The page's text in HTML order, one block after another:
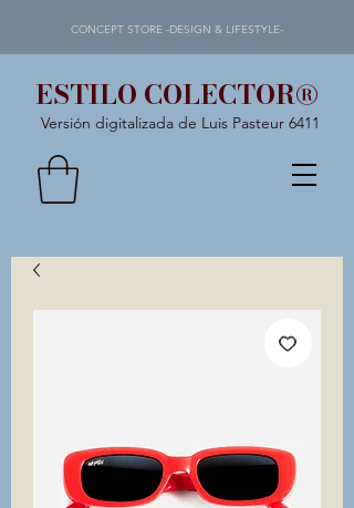
ESTILO COLECTOR®
Versión digitalizada de Luis Pasteur 6411
CONCEPT STORE -DESIGN & LIFESTYLE-